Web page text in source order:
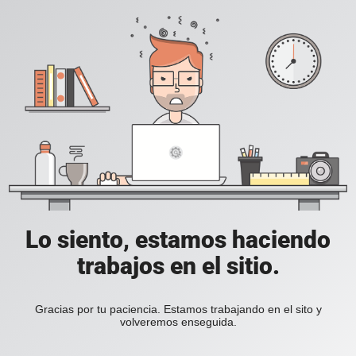
Lo siento, estamos haciendo
trabajos en el sitio.
Gracias por tu paciencia. Estamos trabajando en el sito y
volveremos enseguida.